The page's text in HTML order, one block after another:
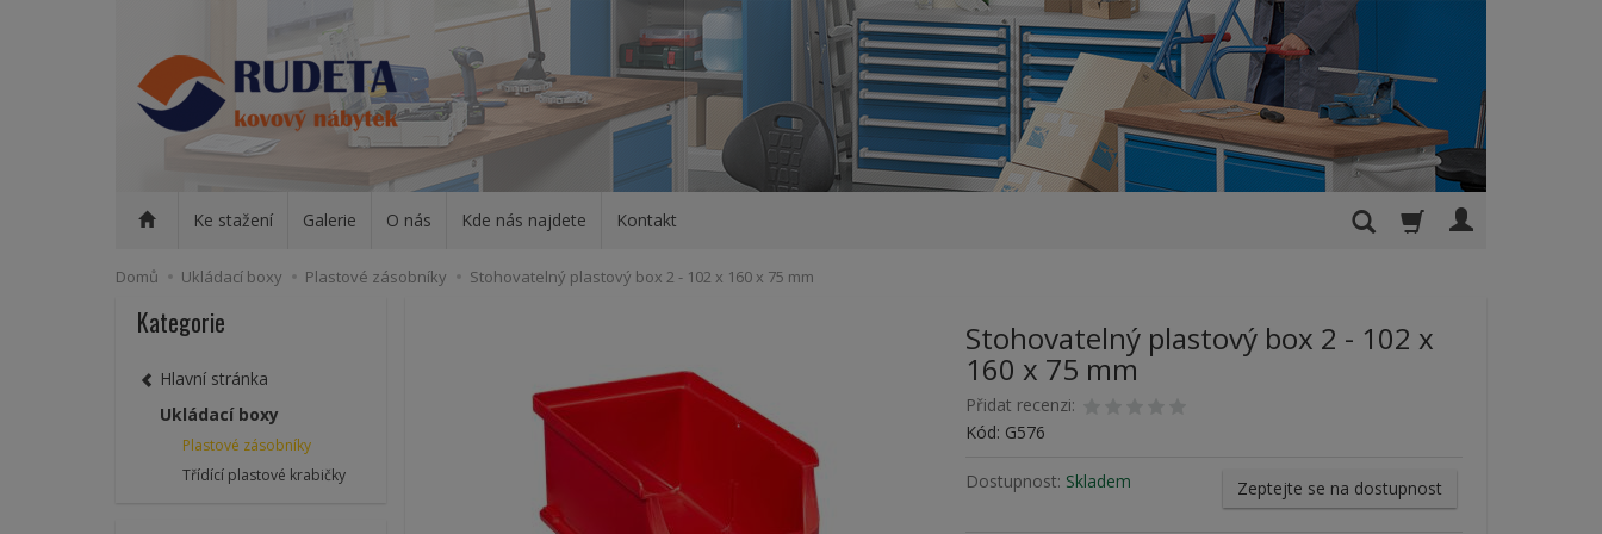
Ke stažení Galerie O nás Kde nás najdete Kontakt
Domů Ukládací boxy Plastové zásobníky Stohovatelný plastový box 2 - 102 x 160 x 75 mm
Stohovatelný plastový box 2 - 102 x
160 x 75 mm
Přidat recenzi:
Kód: G576
Dostupnost: Skladem Zeptejte se na dostupnost
Kategorie
Hlavní stránka
Ukládací boxy
Plastové zásobníky
Třídící plastové krabičky